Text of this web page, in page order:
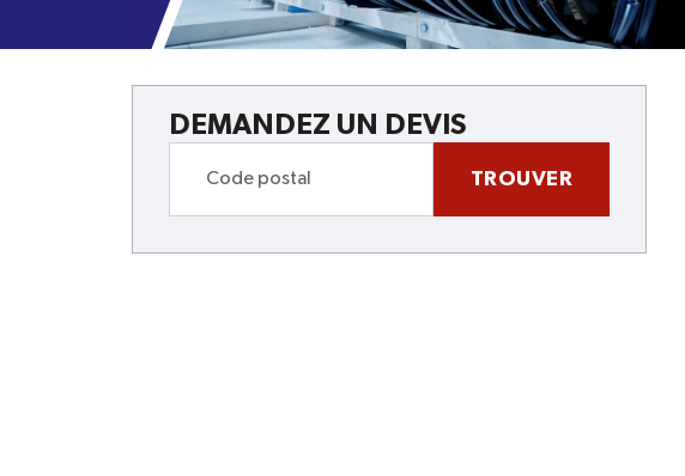
DEMANDEZ UN DEVIS
TROUVER